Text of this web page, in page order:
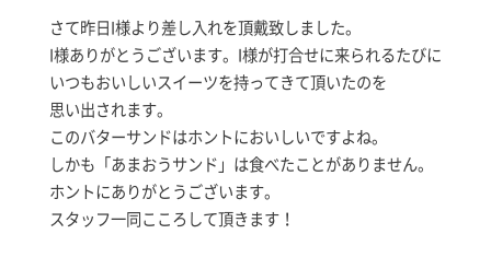
さて昨日I様より差し入れを頂戴致しました。
I様ありがとうございます。I様が打合せに来られるたびに
いつもおいしいスイーツを持ってきて頂いたのを
思い出されます。
このバターサンドはホントにおいしいですよね。
しかも「あまおうサンド」は食べたことがありません。
ホントにありがとうございます。
スタッフ一同こころして頂きます！